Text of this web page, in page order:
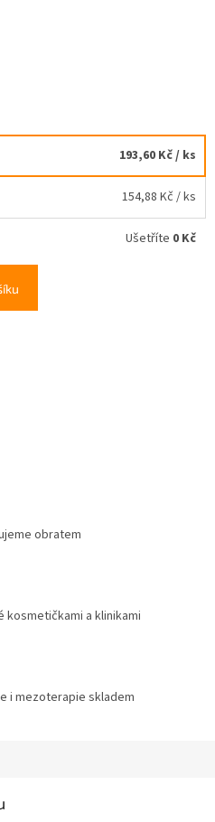
193,60 Kč/ ks
154,88 Kč / ks
Ušetříte 0 Kč
obratem
kosmetičkami a klinikami
i mezoterapie skladem